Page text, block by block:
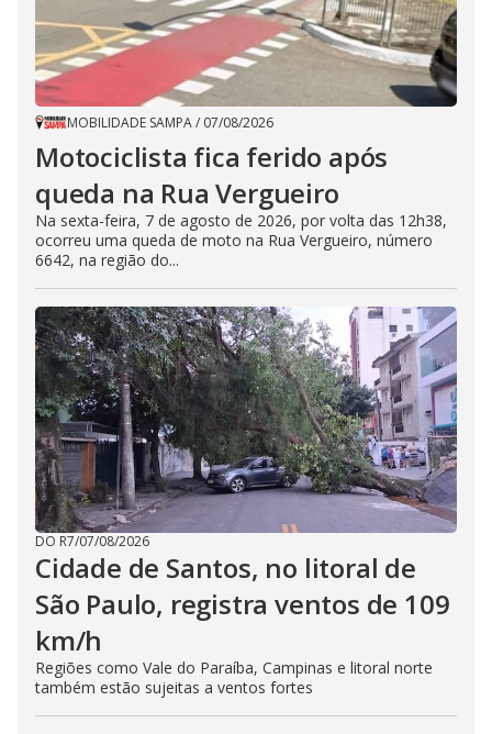
MOBILIDADE SAMPA/ 07/08/2026
Motociclista fica ferido após
queda na Rua Vergueiro
Na sexta-feira, 7 de agosto de 2026, por volta das 12h38,
ocorreu uma queda de moto na Rua Vergueiro, número
6642, na região do...
DO R7/07/08/2026
Cidade de Santos, no litoral de
São Paulo, registra ventos de 109
km/h
Regiões como Vale do Paraíba, Campinas e litoral norte
também estão sujeitas a ventos fortes